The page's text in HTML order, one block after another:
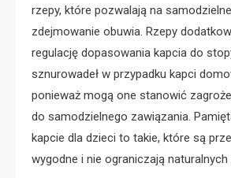
rzepy, które pozwalają na
zdejmowanie obuwia. Rzepy
regulację dopasowania kapcia do
sznurowadeł w przypadku kapci
ponieważ mogą one stanowić
do samodzielnego zawiązania.
kapcie dla dzieci to takie, które są
wygodne i nie ograniczają